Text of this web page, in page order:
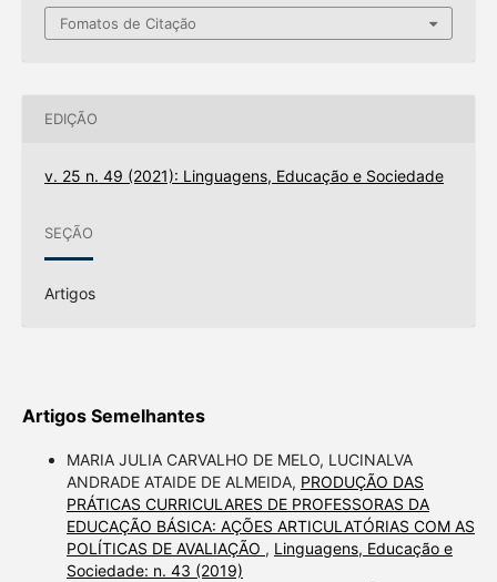
Fomatos de Citação
EDIÇÃO
v. 25 n. 49 (2021): Linguagens, Educação e Sociedade
SEÇÃO
Artigos
Artigos Semelhantes
MARIA JULIA CARVALHO DE MELO, LUCINALVA
ANDRADE ATAIDE DE ALMEIDA, PRODUÇÃO DAS
PRÁTICAS CURRICULARES DE PROFESSORAS DA
EDUCAÇÃO BÁSICA: AÇÕES ARTICULATÓRIAS COM AS
POLÍTICAS DE AVALIAÇÃO , Linguagens, Educação e
Sociedade: n. 43 (2019)